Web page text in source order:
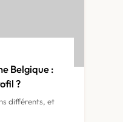
Belgique :
?
différents, et
Smart TV :